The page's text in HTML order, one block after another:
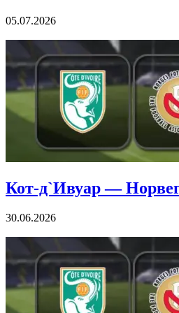
05.07.2026
Кот-д`Ивуар —
30.06.2026